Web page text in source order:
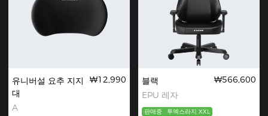
유니버설 요추 지지
대
A
₩12,990
블랙
EPU 레자
₩566,600
판매중 투엑스라지 XXL